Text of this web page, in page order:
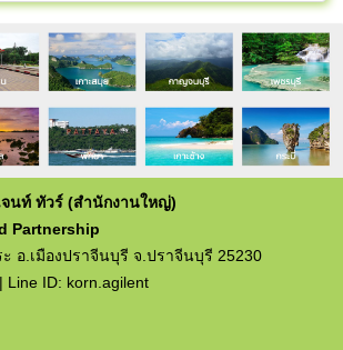
จนท์ ทัวร์ (สำนักงานใหญ่)
Partnership
อ.เมืองปราจีนบุรี จ.ปราจีนบุรี 25230
Line ID: korn.agilent